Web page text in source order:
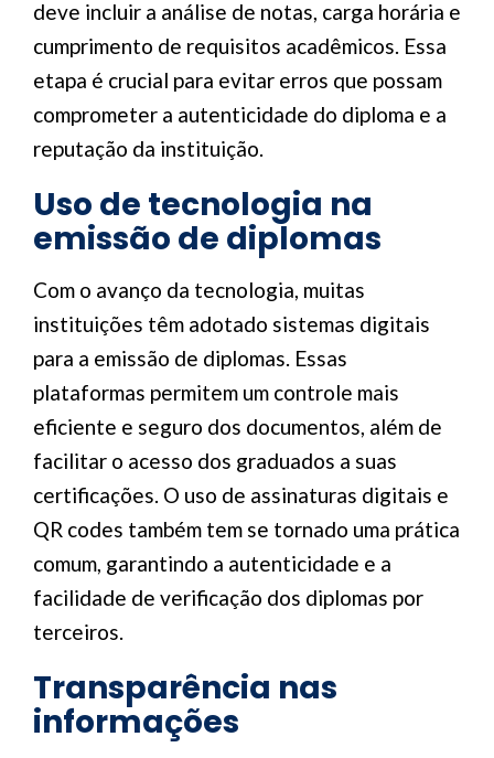
deve incluir a análise de notas, carga horária e
cumprimento de requisitos acadêmicos. Essa
etapa é crucial para evitar erros que possam
comprometer a autenticidade do diploma e a
reputação da instituição.
Uso de tecnologia na
emissão de diplomas
Com o avanço da tecnologia, muitas
instituições têm adotado sistemas digitais
para a emissão de diplomas. Essas
plataformas permitem um controle mais
eficiente e seguro dos documentos, além de
facilitar o acesso dos graduados a suas
certificações. O uso de assinaturas digitais e
QR codes também tem se tornado uma prática
comum, garantindo a autenticidade e a
facilidade de verificação dos diplomas por
terceiros.
Transparência nas
informações